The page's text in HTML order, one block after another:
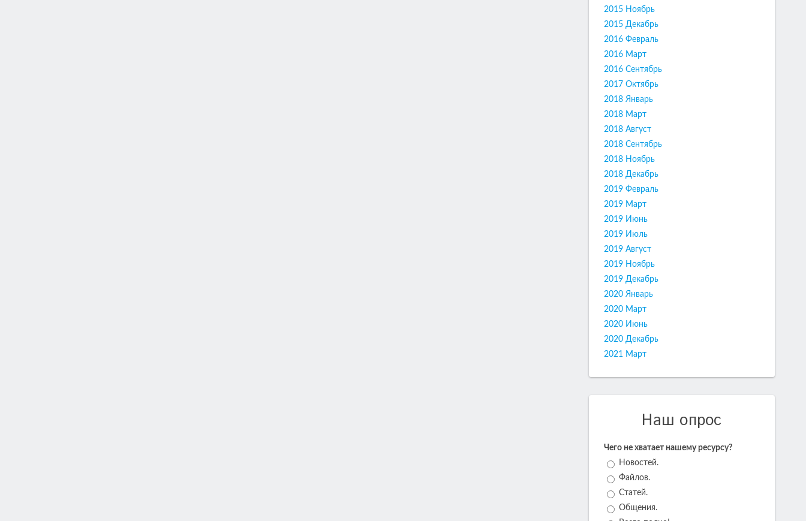
2015 Ноябрь
2015 Декабрь
2016 Февраль
2016 Март
2016 Сентябрь
2017 Октябрь
2018 Январь
2018 Март
2018 Август
2018 Сентябрь
2018 Ноябрь
2018 Декабрь
2019 Февраль
2019 Март
2019 Июнь
2019 Июль
2019 Август
2019 Ноябрь
2019 Декабрь
2020 Январь
2020 Март
2020 Июнь
2020 Декабрь
2021 Март
Наш опрос
Чего не хватает нашему ресурсу?
Новостей.
Файлов.
Статей.
Общения.